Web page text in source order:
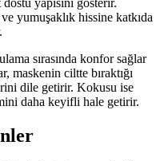
yapısını gösterir.
yumuşaklık hissine katkıda
sırasında konfor sağlar
maskenin ciltte bıraktığı
dile getirir. Kokusu ise
daha keyifli hale getirir.